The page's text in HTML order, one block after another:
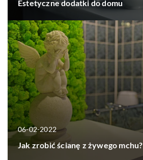
Estetyczne dodatki do domu
06-02-2022
Jak zrobić ścianę z żywego mchu?